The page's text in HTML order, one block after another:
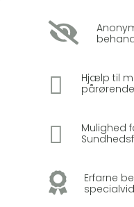


Hjælp til
pårørende

Mulighed

Erfarne